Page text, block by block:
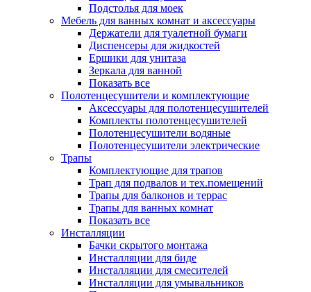
Подстолья для моек
Мебель для ванных комнат и аксессуары
Держатели для туалетной бумаги
Диспенсеры для жидкостей
Ершики для унитаза
Зеркала для ванной
Показать все
Полотенцесушители и комплектующие
Аксессуары для полотенцесушителей
Комплекты полотенцесушителей
Полотенцесушители водяные
Полотенцесушители электрические
Трапы
Комплектующие для трапов
Трап для подвалов и тех.помещений
Трапы для балконов и террас
Трапы для ванных комнат
Показать все
Инсталляции
Бачки скрытого монтажа
Инсталляции для биде
Инсталляции для смесителей
Инсталляции для умывальников